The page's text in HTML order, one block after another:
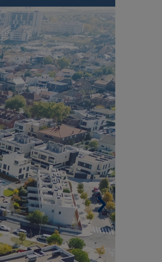
DE MADRID
626 266 m².
975 m².
Rodríguez, GP-17, Cano
BREEAM®.